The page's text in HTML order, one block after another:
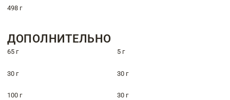
498 г
ДОПОЛНИТЕЛЬНО
65 г 5 г
30 г 30 г
100 г 30 г